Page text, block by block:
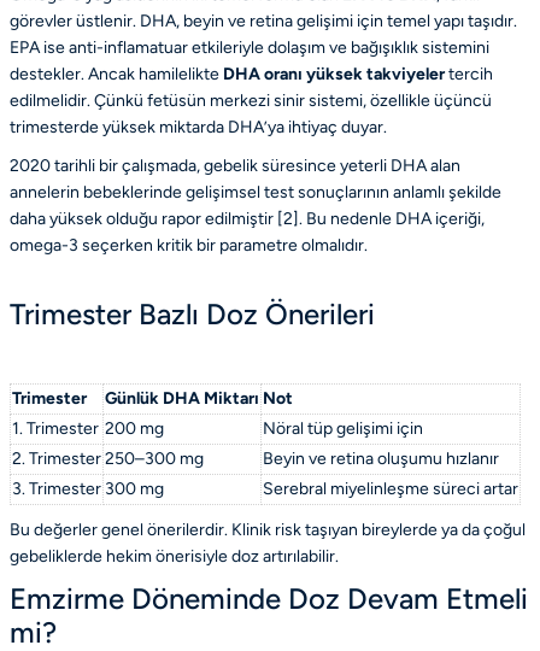
görevler üstlenir. DHA, beyin ve retina gelişimi için temel yapı taşıdır.
EPA ise anti-inflamatuar etkileriyle dolaşım ve bağışıklık sistemini
destekler. Ancak hamilelikte DHA oranı yüksek takviyelertercih
edilmelidir. Çünkü fetüsün merkezi sinir sistemi, özellikle üçüncü
trimesterde yüksek miktarda DHA’ya ihtiyaç duyar.
2020 tarihli bir çalışmada, gebelik süresince yeterli DHA alan
annelerin bebeklerinde gelişimsel test sonuçlarının anlamlı şekilde
daha yüksek olduğu rapor edilmiştir [2]. Bu nedenle DHA içeriği,
omega-3 seçerken kritik bir parametre olmalıdır.
Trimester Bazlı Doz Önerileri
Trimester Günlük DHA Miktarı Not
1. Trimester 200 mg
Nöral tüp gelişimi için
2. Trimester250–300 mg
Beyin ve retina oluşumu hızlanır
3. Trimester 300 mg
Serebral miyelinleşme süreci artar
Bu değerler genel önerilerdir. Klinik risk taşıyan bireylerde ya da çoğul
gebeliklerde hekim önerisiyle doz artırılabilir.
Emzirme Döneminde Doz Devam Etmeli
mi?